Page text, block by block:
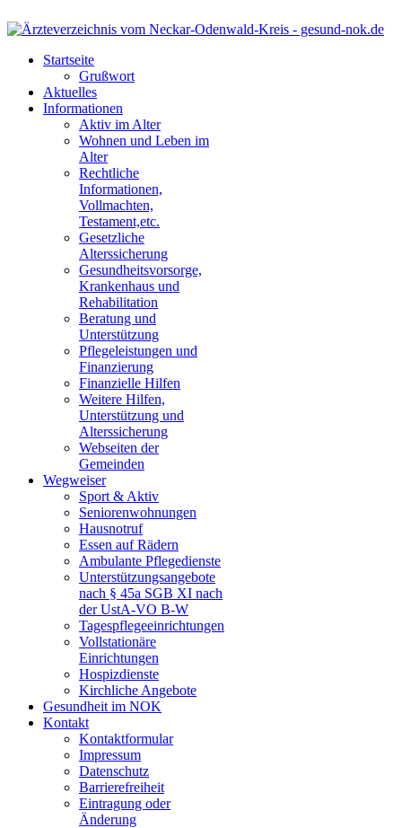
Startseite
Grußwort
Aktuelles
Informationen
Aktiv im Alter
Wohnen und Leben im
Alter
Rechtliche
Informationen,
Vollmachten,
Testament,etc.
Gesetzliche
Alterssicherung
Gesundheitsvorsorge,
Krankenhaus und
Rehabilitation
Beratung und
Unterstützung
Pflegeleistungen und
Finanzierung
Finanzielle Hilfen
Weitere Hilfen,
Unterstützung und
Alterssicherung
Webseiten der
Gemeinden
Wegweiser
Sport & Aktiv
Seniorenwohnungen
Hausnotruf
Essen auf Rädern
Ambulante Pflegedienste
Unterstützungsangebote
nach § 45a SGB XI nach
der UstA-VO B-W
Tagespflegeeinrichtungen
Vollstationäre
Einrichtungen
Hospizdienste
Kirchliche Angebote
Gesundheit im NOK
Kontakt
Kontaktformular
Impressum
Datenschutz
Barrierefreiheit
Eintragung oder
Änderung